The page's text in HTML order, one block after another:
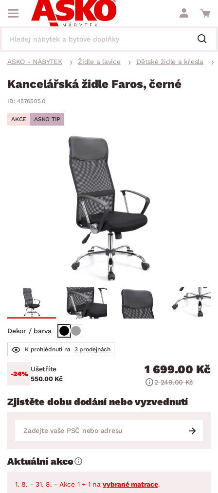
ASKO - NÁBYTEK Židle a lavice Dětské židle a křesla
Kancelářská židle Faros, černé
ID: 4576505.0
AKCE ASKO TIP
Dekor / barva
K prohlédnutí na 3 prodejnách
-24%
Ušetříte
550.00 Kč
1 699.00 Kč
2 249.00 Kč
Zjistěte dobu dodání nebo vyzvednutí
Aktuální akce
1. 8. - 31. 8. - Akce 1 + 1 navybrané matrace.